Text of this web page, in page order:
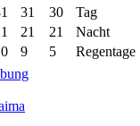
31 30
Tag
21 21
Nacht
9 5
Regentage